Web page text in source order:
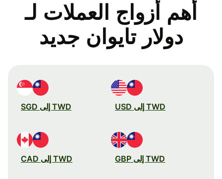
أهم أزواج العملات لـ
دولار تايوان جديد
TWD إلى USD TWD إلى SGD
TWD إلى GBP TWD إلى CAD